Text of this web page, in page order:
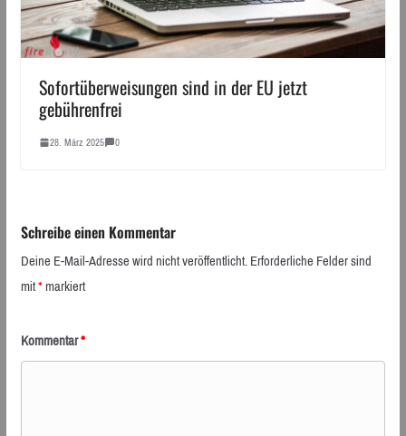
Sofortüberweisungen sind in der EU jetzt
gebührenfrei
28. März 2025 0
Schreibe einen Kommentar
Deine E-Mail-Adresse wird nicht veröffentlicht.Erforderliche Felder sind
mit*markiert
Kommentar*